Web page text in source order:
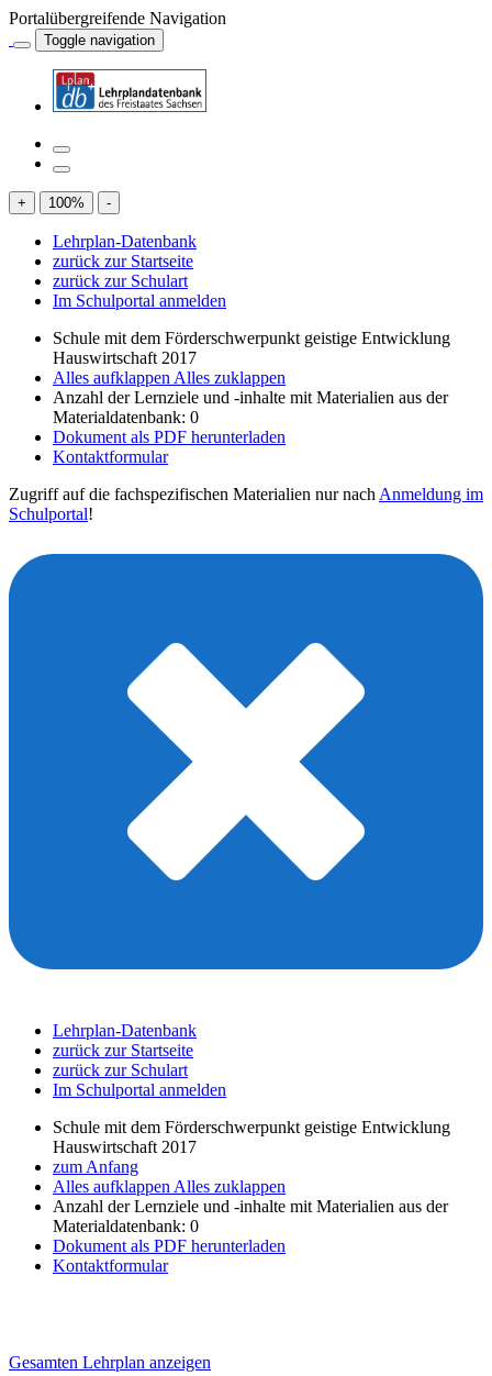
Portalübergreifende Navigation
Toggle navigation
+ 100% -
Lehrplan-Datenbank
zurück zur Startseite
zurück zur Schulart
Im Schulportal anmelden
Schule mit dem Förderschwerpunkt geistige Entwicklung
Hauswirtschaft 2017
Alles aufklappen Alles zuklappen
Anzahl der Lernziele und -inhalte mit Materialien aus der
Materialdatenbank: 0
Dokument als PDF herunterladen
Kontaktformular
Zugriff auf die fachspezifischen Materialien nur nach Anmeldung im
Schulportal!
Lehrplan-Datenbank
zurück zur Startseite
zurück zur Schulart
Im Schulportal anmelden
Schule mit dem Förderschwerpunkt geistige Entwicklung
Hauswirtschaft 2017
zum Anfang
Alles aufklappen Alles zuklappen
Anzahl der Lernziele und -inhalte mit Materialien aus der
Materialdatenbank: 0
Dokument als PDF herunterladen
Kontaktformular
Gesamten Lehrplan anzeigen